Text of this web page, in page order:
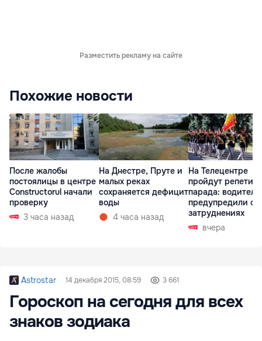
Разместить рекламу на сайте
Похожие новости
После жалобы
постоялицы в центре
Constructorul начали
проверку
3 часа назад
На Днестре, Пруте и
малых реках
сохраняется дефицит
воды
4 часа назад
На Телецентре
пройдут
парада:
предупредили о
затруднениях
вчера
Astrostar 14 декабря 2015, 08:59 3 661
Гороскоп на сегодня для всех
знаков зодиака